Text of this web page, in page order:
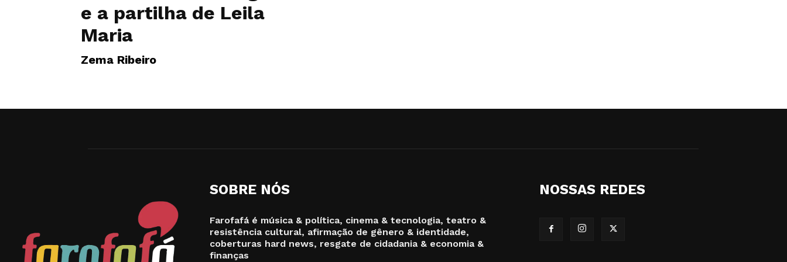
e a partilha de Leila
Maria
Zema Ribeiro
SOBRE NÓS
Farofafá é música & política, cinema & tecnologia, teatro &
resistência cultural, afirmação de gênero & identidade,
coberturas hard news, resgate de cidadania & economia &
finanças
NOSSAS REDES